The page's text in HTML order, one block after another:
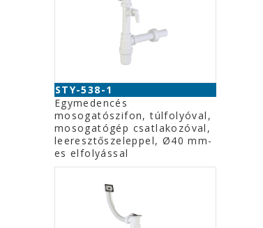
STY-538-1
Egymedencés
mosogatószifon, túlfolyóval,
mosogatógép csatlakozóval,
leeresztőszeleppel, Ø40 mm-
es elfolyással